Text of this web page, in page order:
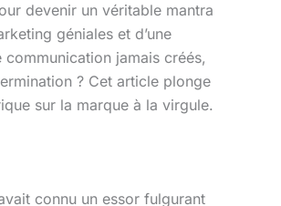
devenir un véritable mantra
géniales et d’une
jamais créés,
? Cet article plonge
sur la marque à la virgule.
connu un essor fulgurant